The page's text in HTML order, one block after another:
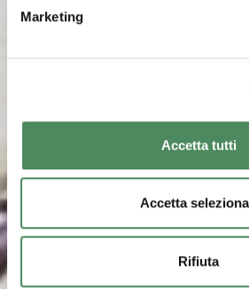
Marketing
Accetta tutti
Accetta
Rifiuta